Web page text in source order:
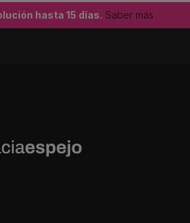
hasta 15 días. Saber más